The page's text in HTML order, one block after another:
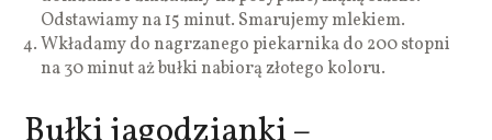
Odstawiamy na 15 minut. Smarujemy mlekiem.
Wkładamy do nagrzanego piekarnika do 200 stopni
na 30 minut aż bułki nabiorą złotego koloru.